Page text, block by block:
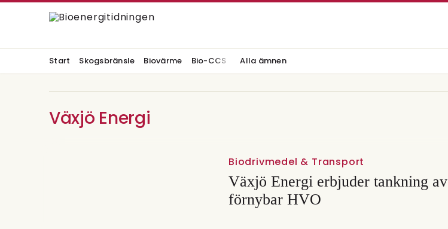
Start Skogsbränsle Biovärme Bio-CCS Alla ämnen
Växjö Energi
Biodrivmedel & Transport
Växjö Energi erbjuder tankning av
förnybar HVO